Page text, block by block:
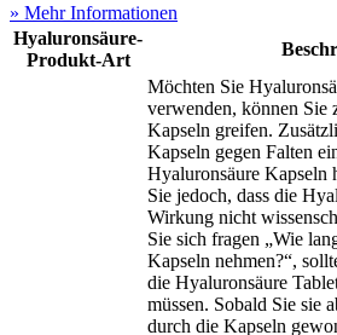
» Mehr Informationen
Hyaluronsäure-
Produkt-Art
Möchten Sie
verwenden, können Sie
Kapseln greifen.
Kapseln gegen Falten
Hyaluronsäure Kapseln
Sie jedoch, dass die
Wirkung nicht
Sie sich fragen „Wie
Kapseln nehmen?“,
die Hyaluronsäure
müssen. Sobald Sie sie
durch die Kapseln